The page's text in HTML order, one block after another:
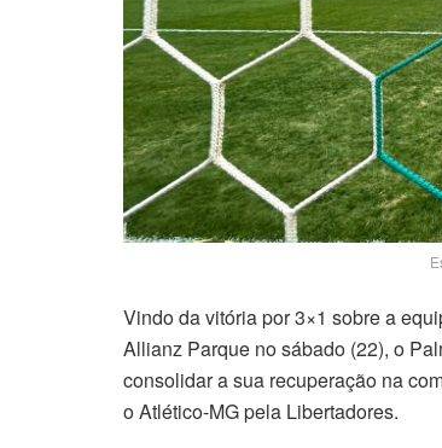
Vindo da vitória por 3×1 sobre a
Allianz Parque no sábado (22), o
consolidar a sua recuperação na
o Atlético-MG pela Libertadores.